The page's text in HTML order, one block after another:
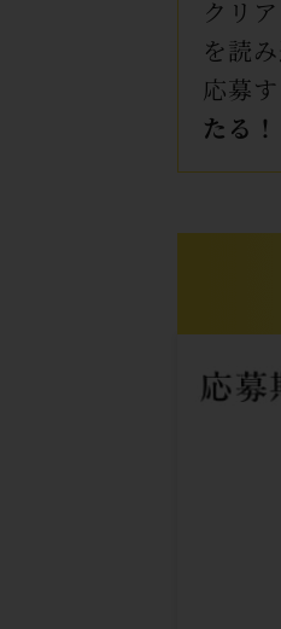
クリ
を読
応募す
たる！